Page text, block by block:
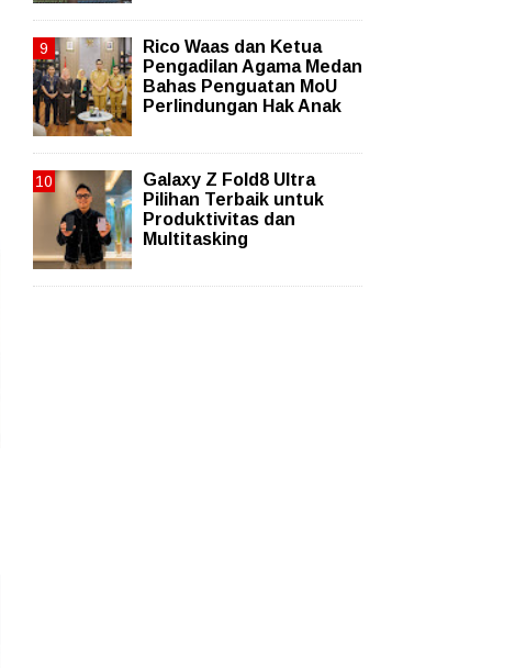
Rico Waas dan Ketua
Pengadilan Agama Medan
Bahas Penguatan MoU
Perlindungan Hak Anak
Galaxy Z Fold8 Ultra
Pilihan Terbaik untuk
Produktivitas dan
Multitasking